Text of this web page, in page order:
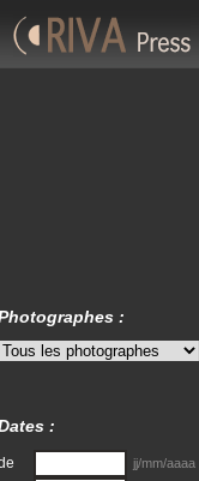
:
:
jj/mm/aaaa